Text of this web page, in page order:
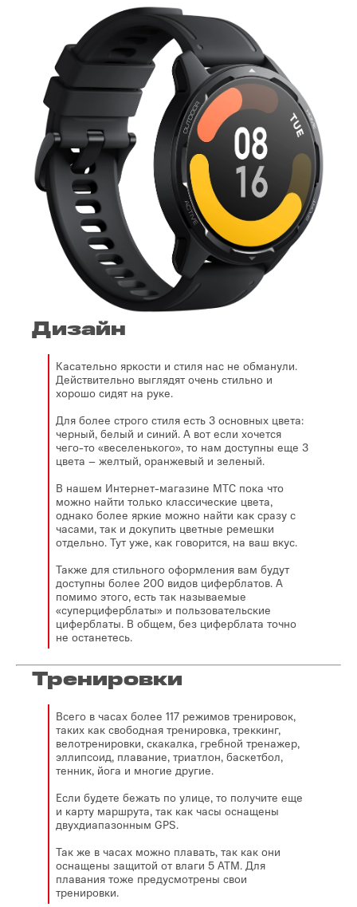
Дизайн
Касательно яркости и стиля нас не обманули.
Действительно выглядят очень стильно и
хорошо сидят на руке.
Для более строго стиля есть 3 основных цвета:
черный, белый и синий. А вот если хочется
чего-то «веселенького», то нам доступны еще 3
цвета – желтый, оранжевый и зеленый.
В нашем Интернет-магазине МТС пока что
можно найти только классические цвета,
однако более яркие можно найти как сразу с
часами, так и докупить цветные ремешки
отдельно. Тут уже, как говорится, на ваш вкус.
Также для стильного оформления вам будут
доступны более 200 видов циферблатов. А
помимо этого, есть так называемые
«суперциферблаты» и пользовательские
циферблаты. В общем, без циферблата точно
не останетесь.
Тренировки
Всего в часах более 117 режимов тренировок,
таких как свободная тренировка, треккинг,
велотренировки, скакалка, гребной тренажер,
эллипсоид, плавание, триатлон, баскетбол,
тенник, йога и многие другие.
Если будете бежать по улице, то получите еще
и карту маршрута, так как часы оснащены
двухдиапазонным GPS.
Так же в часах можно плавать, так как они
оснащены защитой от влаги 5 АТМ. Для
плавания тоже предусмотрены свои
тренировки.